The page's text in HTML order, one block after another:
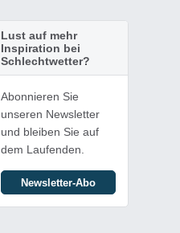
Lust auf mehr
Inspiration bei
Schlechtwetter?
Abonnieren Sie
unseren Newsletter
und bleiben Sie auf
dem Laufenden.
Newsletter-Abo